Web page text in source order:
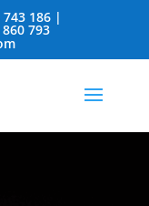
186 |
793